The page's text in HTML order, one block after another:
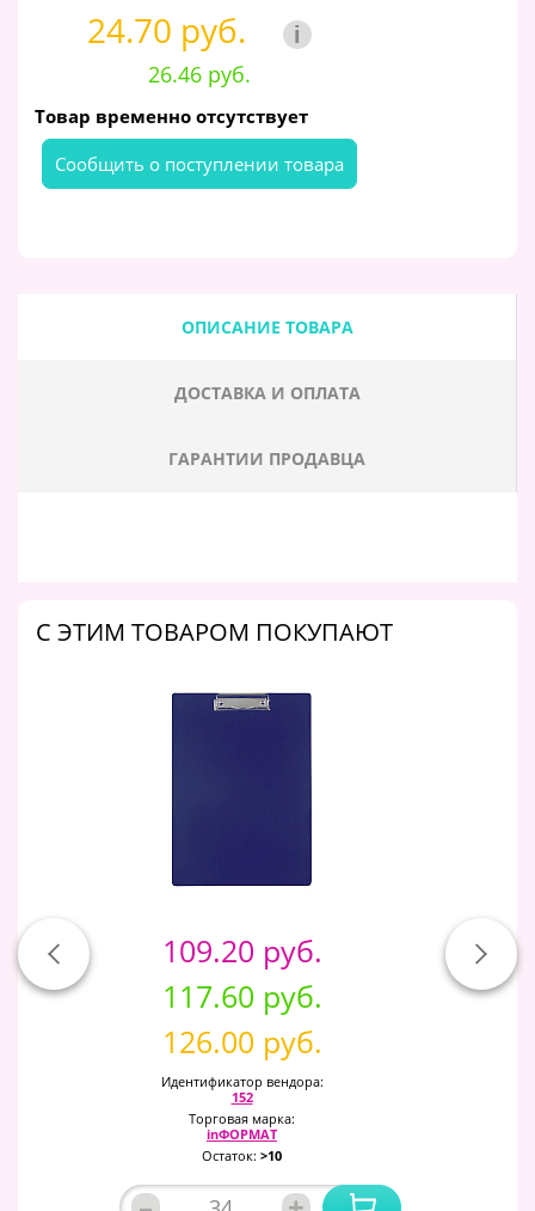
24.70 руб. i
26.46 руб.
Товар временно отсутствует
Cообщить о поступлении товара
ОПИСАНИЕ ТОВАРА
ДОСТАВКА И ОПЛАТА
ГАРАНТИИ ПРОДАВЦА
C ЭТИМ ТОВАРОМ ПОКУПАЮТ
109.20 руб.
117.60 руб.
126.00 руб.
Идентификатор вендора:
152
Торговая марка:
inФОРМАТ
Остаток: >10